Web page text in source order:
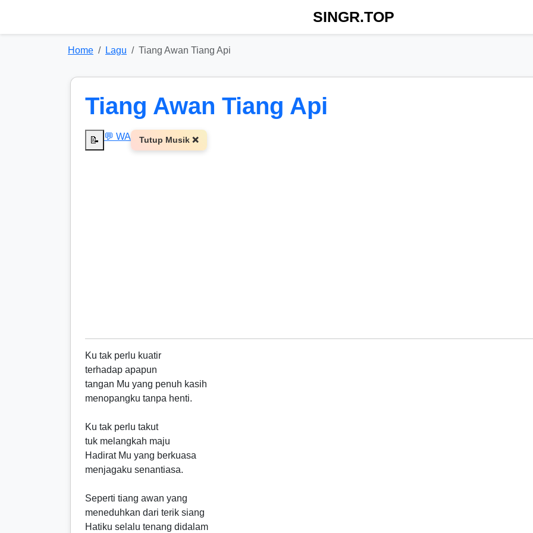
SINGR.TOP
Home Lagu Tiang Awan Tiang Api
Tiang Awan Tiang Api
📝 💬 WA Tutup Musik ❌
Ku tak perlu kuatir
terhadap apapun
tangan Mu yang penuh kasih
menopangku tanpa henti.
Ku tak perlu takut
tuk melangkah maju
Hadirat Mu yang berkuasa
menjagaku senantiasa.
Seperti tiang awan yang
meneduhkan dari terik siang
Hatiku selalu tenang didalam